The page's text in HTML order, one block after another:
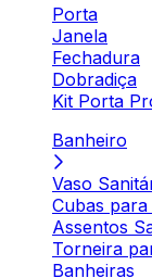
Porta
Janela
Fechadura
Dobradiça
Kit Porta
Banheiro
Vaso
Cubas
Assentos
Torneira
Banheiras